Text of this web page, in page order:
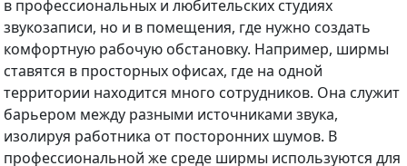
в профессиональных и любительских студиях
звукозаписи, но и в помещения, где нужно создать
комфортную рабочую обстановку. Например, ширмы
ставятся в просторных офисах, где на одной
территории находится много сотрудников. Она служит
барьером между разными источниками звука,
изолируя работника от посторонних шумов. В
профессиональной же среде ширмы используются для